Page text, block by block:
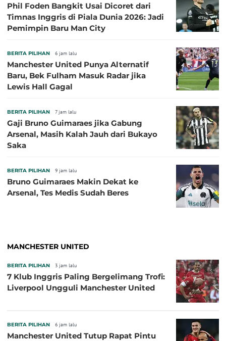
Phil Foden Bangkit Usai Dicoret dari
Timnas Inggris di Piala Dunia 2026: Jadi
Pemimpin Baru Man City
BERITA PILIHAN 6 jam lalu
Manchester United Punya Alternatif
Baru, Bek Fulham Masuk Radar jika
Lewis Hall Gagal
BERITA PILIHAN 7 jam lalu
Gaji Bruno Guimaraes jika Gabung
Arsenal, Masih Kalah Jauh dari Bukayo
Saka
BERITA PILIHAN 9 jam lalu
Bruno Guimaraes Makin Dekat ke
Arsenal, Tes Medis Sudah Beres
MANCHESTER UNITED
BERITA PILIHAN 3 jam lalu
7 Klub Inggris Paling Bergelimang Trofi:
Liverpool Ungguli Manchester United
BERITA PILIHAN 6 jam lalu
Manchester United Tutup Rapat Pintu